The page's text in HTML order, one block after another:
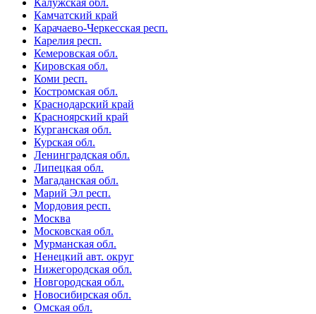
Камчатский край
Карачаево-Черкесская респ.
Карелия респ.
Кемеровская обл.
Кировская обл.
Коми респ.
Костромская обл.
Краснодарский край
Красноярский край
Курганская обл.
Курская обл.
Ленинградская обл.
Липецкая обл.
Магаданская обл.
Марий Эл респ.
Мордовия респ.
Москва
Московская обл.
Мурманская обл.
Ненецкий авт. округ
Нижегородская обл.
Новгородская обл.
Новосибирская обл.
Омская обл.